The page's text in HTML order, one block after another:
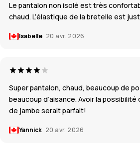
Le pantalon non isolé est très
chaud. L’élastique de la bretelle est
Isabelle 20 avr. 2026
Super pantalon, chaud, beaucoup de
beaucoup d’aisance. Avoir la
de jambe serait parfait!
Yannick 20 avr. 2026